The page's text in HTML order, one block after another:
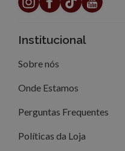
Institucional
Sobre nós
Onde Estamos
Perguntas Frequentes
Políticas da Loja